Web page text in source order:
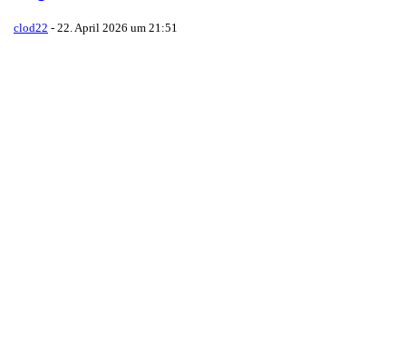
clod22 - 22. April 2026 um 21:51